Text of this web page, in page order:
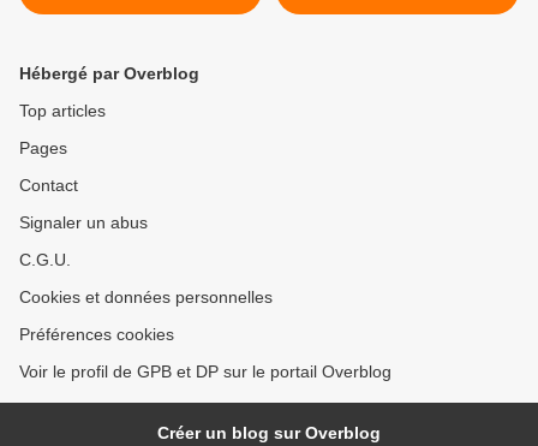
12h00
Hébergé par Overblog
Top articles
Pages
Contact
Signaler un abus
C.G.U.
Cookies et données personnelles
Préférences cookies
Voir le profil de GPB et DP sur le portail Overblog
Créer un blog sur Overblog